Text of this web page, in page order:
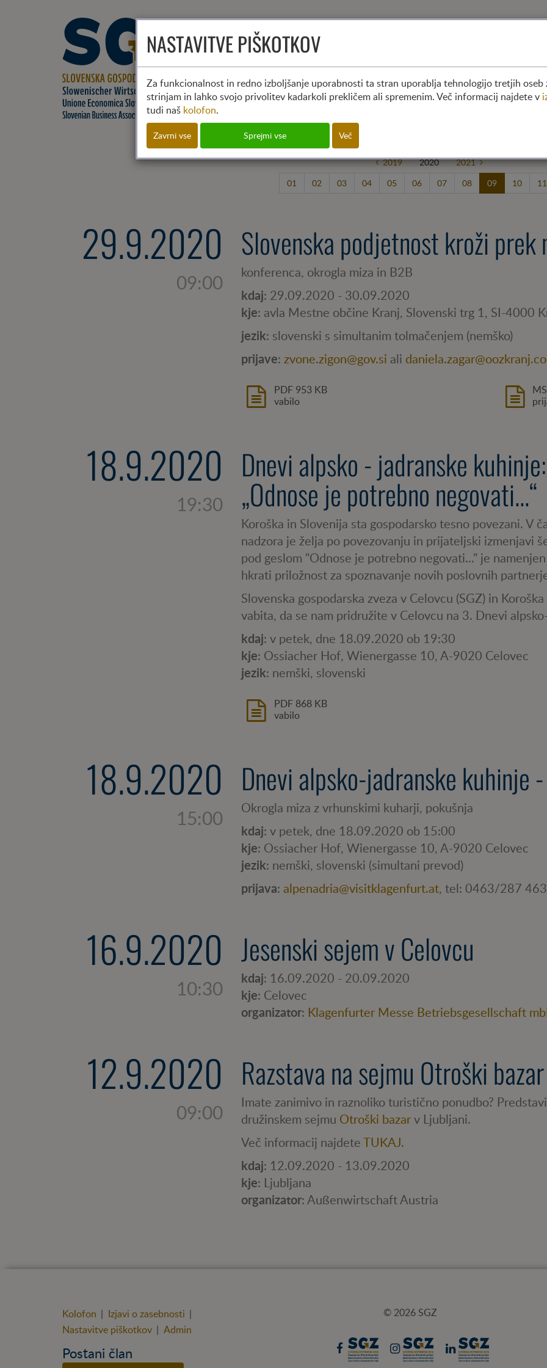
2019 2020
2021
01
02 03 04 05 06 07 08 09 10 11
29.9.2020
09:00
Slovenska podjetnost kroži prek
konferenca, okrogla miza in B2B
kdaj: 29.09.2020 - 30.09.2020
kje: avla Mestne občine Kranj, Slovenski trg 1, SI-4000
jezik: slovenski s simultanim tolmačenjem (nemško)
prijave: zvone.zigon@gov.si ali
PDF953 KB
vabilo
18.9.2020
19:30
Dnevi alpsko - jadranske
„Odnose je potrebno negovati...“
Koroška in Slovenija sta gospodarsko tesno povezani. V
nadzora je želja po povezovanju in prijateljski izmenjavi
pod geslom "Odnose je potrebno negovati..." je
hkrati priložnost za spoznavanje novih poslovnih
Slovenska gospodarska zveza v Celovcu (SGZ) in
vabita, da se nam pridružite v Celovcu na 3. Dnevi
kdaj: v petek, dne 18.09.2020 ob 19:30
kje: Ossiacher Hof, Wienergasse 10, A-9020 Celovec
jezik: nemški, slovenski
PDF868 KB
vabilo
18.9.2020
15:00
Dnevi alpsko-jadranske kuhinje
Okrogla miza z vrhunskimi kuharji, pokušnja
kdaj: v petek, dne 18.09.2020 ob 15:00
kje: Ossiacher Hof, Wienergasse 10, A-9020 Celovec
jezik: nemški, slovenski (simultani prevod)
prijava: alpenadria@visitklagenfurt.at, tel: 0463/287
16.9.2020
10:30
Jesenski sejem v Celovcu
kdaj: 16.09.2020 - 20.09.2020
kje: Celovec
organizator: Klagenfurter Messe Betriebsgesellschaft
12.9.2020
09:00
Razstava na sejmu Otroški bazar
Imate zanimivo in raznoliko turistično ponudbo?
družinskem sejmu Otroški bazarv Ljubljani.
Več informacij najdeteTUKAJ.
kdaj: 12.09.2020 - 13.09.2020
kje: Ljubljana
organizator: Außenwirtschaft Austria
Kolofon | Izjavi o zasebnosti |
Nastavitve piškotkov | Admin
Postani član
© 2026 SGZ
NASTAVITVE PIŠKOTKOV
Za funkcionalnost in redno izboljšanje uporabnosti ta stran uporablja tehnologijo tretjih oseb
strinjam in lahko svojo privolitev kadarkoli prekličem ali spremenim. Več informacij najdete v
tudi naš kolofon.
Zavrni vse Sprejmi vse Več